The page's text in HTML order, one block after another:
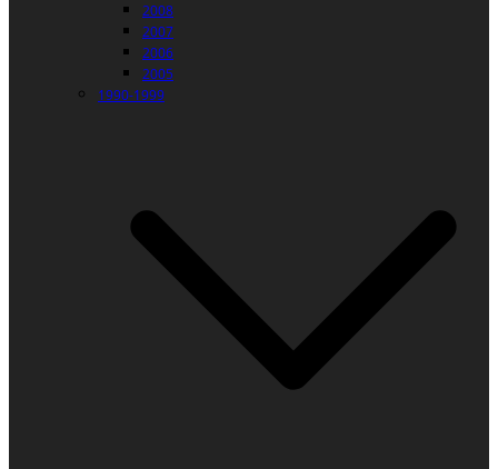
2008
2007
2006
2005
1990-1999